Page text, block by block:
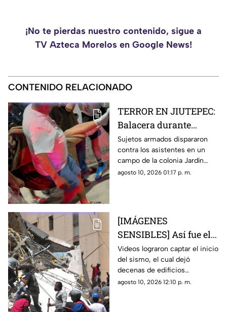
¡No te pierdas nuestro contenido, sigue a
TV Azteca Morelos en Google News!
CONTENIDO RELACIONADO
TERROR EN JIUTEPEC:
Balacera durante
partido de futbol deja
tres heridos
Sujetos armados dispararon
contra los asistentes en un
campo de la colonia Jardín
Juárez, desatando momentos
agosto 10, 2026 01:17 p. m.
[IMÁGENES
SENSIBLES] Así fue el
devastador terremoto
de 7.4 que dejó al
menos 71 muertos en
Colombia
Videos lograron captar el inicio
del sismo, el cual dejó
decenas de edificios
colapsados y momentos de
agosto 10, 2026 12:10 p. m.